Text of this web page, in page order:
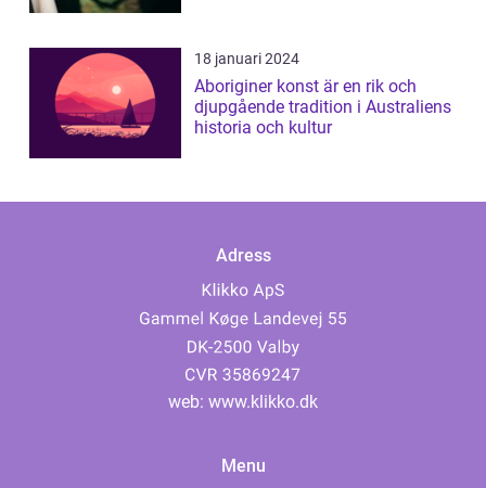
18 januari 2024
Aboriginer konst är en rik och
djupgående tradition i Australiens
historia och kultur
Adress
web: www.klikko.dk
Menu